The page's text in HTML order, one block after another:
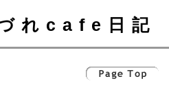
れcafe日記